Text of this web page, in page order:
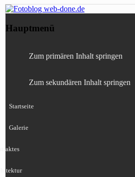
Fotoblog web-
Canon, Nikon, Sony
Hauptmenü
Zum primären Inhalt springen
Zum sekundären Inhalt springen
Startseite
Galerie